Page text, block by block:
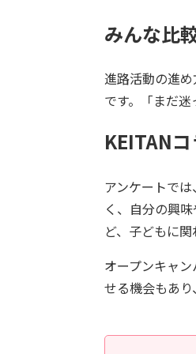
みんな比
進路活動の進
です。「まだ
KEITANコ
アンケートで
く、自分の興
ど、子どもに
オープンキャ
せる機会もあ